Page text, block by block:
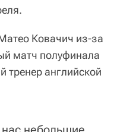
Ковачич из-за
матч полуфинала
тренер английской